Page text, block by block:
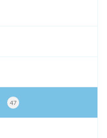
47